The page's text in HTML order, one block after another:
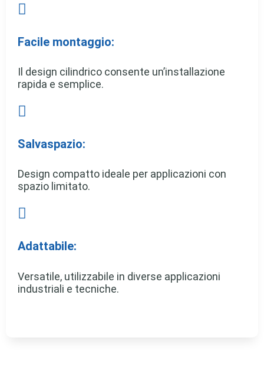

Facile montaggio:
Il design cilindrico consente un’installazione
rapida e semplice.

Salvaspazio:
Design compatto ideale per applicazioni con
spazio limitato.

Adattabile:
Versatile, utilizzabile in diverse applicazioni
industriali e tecniche.